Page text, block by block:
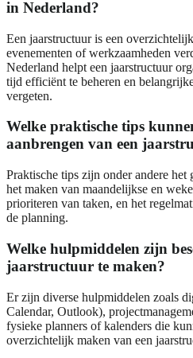
in Nederland?
Een jaarstructuur is een
evenementen of werkzaamheden
Nederland helpt een jaarstructuur
tijd efficiënt te beheren en
vergeten.
Welke praktische tips
aanbrengen van een
Praktische tips zijn onder andere het
het maken van maandelijkse en
prioriteren van taken, en het
de planning.
Welke hulpmiddelen zijn
jaarstructuur te maken?
Er zijn diverse hulpmiddelen zoals
Calendar, Outlook),
fysieke planners of kalenders die
overzichtelijk maken van een